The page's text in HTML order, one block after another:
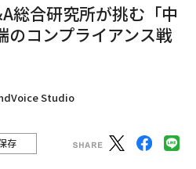
総合研究所が挑む「中
のコンプライアンス戦
Studio
存